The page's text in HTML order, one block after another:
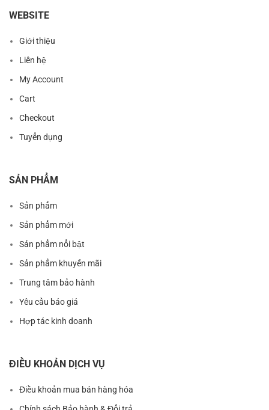
WEBSITE
Giới thiệu
Liên hệ
My Account
Cart
Checkout
Tuyển dụng
SẢN PHẨM
Sản phẩm
Sản phẩm mới
Sản phẩm nổi bật
Sản phẩm khuyến mãi
Trung tâm bảo hành
Yêu cầu báo giá
Hợp tác kinh doanh
ĐIỀU KHOẢN DỊCH VỤ
Điều khoản mua bán hàng hóa